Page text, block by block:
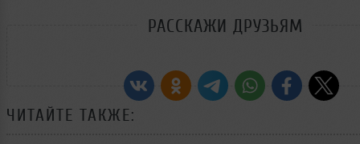
РАССКАЖИ ДРУЗЬЯМ
ЧИТАЙТЕ ТАКЖЕ: